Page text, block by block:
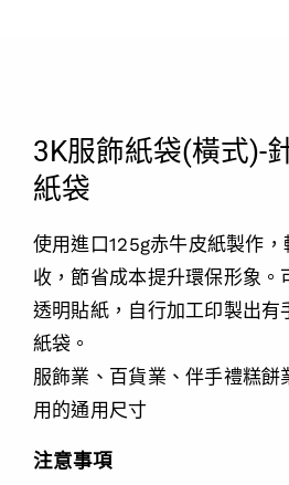
3K服飾紙袋(橫式)-
紙袋
使用進口125g赤牛皮紙製作
收，節省成本提升環保形象。
透明貼紙，自行加工印製出有
紙袋。
服飾業、百貨業、伴手禮糕餅
用的通用尺寸
注意事項